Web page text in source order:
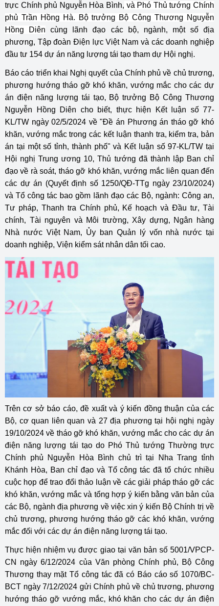
trực Chính phủ Nguyễn Hòa Bình, và Phó Thủ tướng Chính
phủ Trần Hồng Hà. Bộ trưởng Bộ Công Thương Nguyễn
Hồng Diên cùng lãnh đạo các bộ, ngành, một số địa
phương, Tập đoàn Điện lực Việt Nam và các doanh nghiệp
đầu tư 154 dự án năng lượng tái tạo tham dự Hội nghị.
Báo cáo triển khai Nghị quyết của Chính phủ về chủ trương,
phương hướng tháo gỡ khó khăn, vướng mắc cho các dự
án điện năng lượng tái tạo, Bộ trưởng Bộ Công Thương
Nguyễn Hồng Diên cho biết, thực hiện Kết luận số 77-
KL/TW ngày 02/5/2024 về "Đề án Phương án tháo gỡ khó
khăn, vướng mắc trong các kết luận thanh tra, kiểm tra, bản
án tại một số tỉnh, thành phố" và Kết luận số 97-KL/TW tại
Hội nghị Trung ương 10, Thủ tướng đã thành lập Ban chỉ
đạo về rà soát, tháo gỡ khó khăn, vướng mắc liên quan đến
các dự án (Quyết định số 1250/QĐ-TTg ngày 23/10/2024)
và Tổ công tác bao gồm lãnh đạo các Bộ, ngành: Công an,
Tư pháp, Thanh tra Chính phủ, Kế hoạch và Đầu tư, Tài
chính, Tài nguyên và Môi trường, Xây dựng, Ngân hàng
Nhà nước Việt Nam, Ủy ban Quản lý vốn nhà nước tại
doanh nghiệp, Viện kiểm sát nhân dân tối cao.
Trên cơ sở báo cáo, đề xuất và ý kiến đồng thuận của các
Bộ, cơ quan liên quan và 27 địa phương tại hội nghị ngày
19/10/2024 về tháo gỡ khó khăn, vướng mắc cho các dự án
điện năng lượng tái tạo do Phó Thủ tướng Thường trực
Chính phủ Nguyễn Hòa Bình chủ trì tại Nha Trang tỉnh
Khánh Hòa, Ban chỉ đạo và Tổ công tác đã tổ chức nhiều
cuộc họp để trao đổi thảo luận về các giải pháp tháo gỡ các
khó khăn, vướng mắc và tổng hợp ý kiến bằng văn bản của
các Bộ, ngành địa phương về việc xin ý kiến Bộ Chính trị về
chủ trương, phương hướng tháo gỡ các khó khăn, vướng
mắc đối với các dự án điện năng lượng tái tạo.
Thực hiện nhiệm vụ được giao tại văn bản số 5001/VPCP-
CN ngày 6/12/2024 của Văn phòng Chính phủ, Bộ Công
Thương thay mặt Tổ công tác đã có Báo cáo số 1070/BC-
BCT ngày 7/12/2024 gửi Chính phủ về chủ trương, phương
hướng tháo gỡ vướng mắc, khó khăn cho các dự án điện